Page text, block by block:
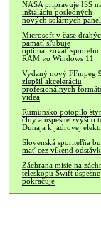
NASA pripravuje ISS
inštaláciu posledných
nových solárnych
Microsoft v čase
pamätí sľubuje
optimalizovať spotrebu
RAM vo Windows 11
Vydaný nový FFmpeg
zlepšil akceleráciu
profesionálnych
videa
Rumunsko potopilo
člny a úspešne zvýšilo
Dunaja k jadrovej
Slovenská sporiteľňa
mať cez víkend
Záchrana misie na
teleskopu Swift úspešne
pokračuje